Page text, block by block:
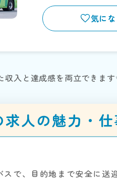
> 気に
入と達成感を両立できます
求人の魅力・
で、目的地まで安全に送